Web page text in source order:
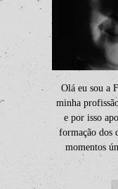
Olá eu sou a
minha
e por isso
formação dos
momentos